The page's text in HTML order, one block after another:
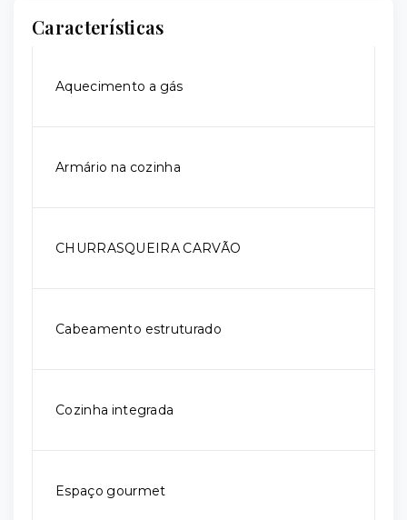
Características
Aquecimento a gás
Armário na cozinha
CHURRASQUEIRA CARVÃO
Cabeamento estruturado
Cozinha integrada
Espaço gourmet